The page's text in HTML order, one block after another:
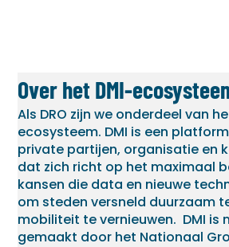
Over het DMI-
Als DRO zijn we onderdeel van
ecosysteem. DMI is een
private partijen, organisatie en
dat zich richt op het maximaal
kansen die data en nieuwe
om steden versneld duurzaam
mobiliteit te vernieuwen. DMI is
gemaakt door het Nationaal